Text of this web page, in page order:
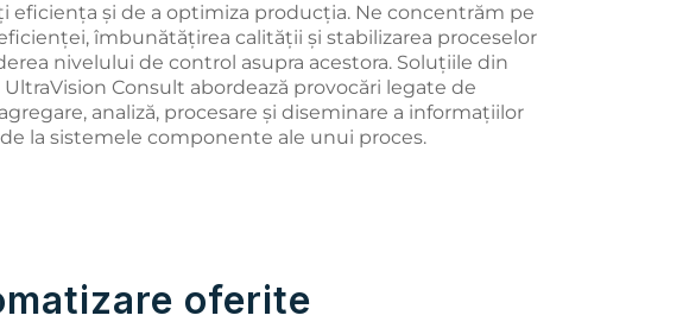
eficiența și de a optimiza producția. Ne concentrăm pe
îmbunătățirea calității și stabilizarea proceselor
nivelului de control asupra acestora. Soluțiile din
Consult abordează provocări legate de
analiză, procesare și diseminare a informațiilor
la sistemele componente ale unui proces.
oferite